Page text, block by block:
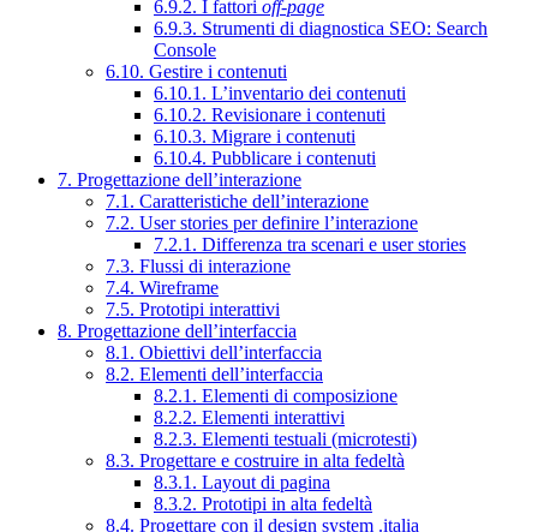
6.9.2. I fattori off-page
6.9.3. Strumenti di diagnostica SEO: Search
Console
6.10. Gestire i contenuti
6.10.1. L’inventario dei contenuti
6.10.2. Revisionare i contenuti
6.10.3. Migrare i contenuti
6.10.4. Pubblicare i contenuti
7. Progettazione dell’interazione
7.1. Caratteristiche dell’interazione
7.2. User stories per definire l’interazione
7.2.1. Differenza tra scenari e user stories
7.3. Flussi di interazione
7.4. Wireframe
7.5. Prototipi interattivi
8. Progettazione dell’interfaccia
8.1. Obiettivi dell’interfaccia
8.2. Elementi dell’interfaccia
8.2.1. Elementi di composizione
8.2.2. Elementi interattivi
8.2.3. Elementi testuali (microtesti)
8.3. Progettare e costruire in alta fedeltà
8.3.1. Layout di pagina
8.3.2. Prototipi in alta fedeltà
8.4. Progettare con il design system .italia